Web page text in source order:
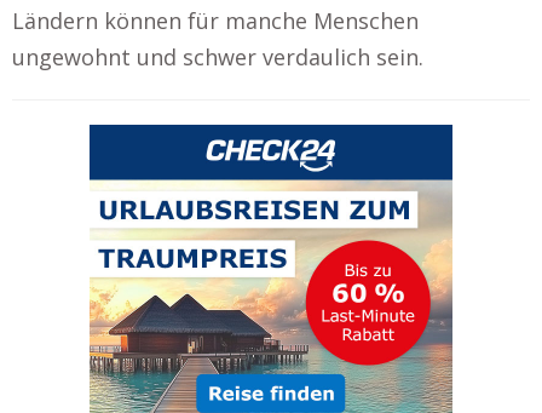
Ländern können für manche Menschen
ungewohnt und schwer verdaulich sein.